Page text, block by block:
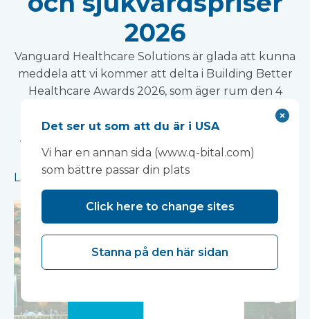
2026
Vanguard Healthcare Solutions är glada att kunna
meddela att vi kommer att delta i Building Better
Healthcare Awards 2026, som äger rum den 4
november 2026 på The Brewery i London. Vi ser
fram emot att träffa kollegor från hela
vårdsektorn, design- och infrastrukturbranschen
vid detta prestigefyllda evenemang.
Läs mer
Det ser ut som att du är i USA
Vi har en annan sida (www.q-bital.com)
som bättre passar din plats
Click here to change sites
Stanna på den här sidan